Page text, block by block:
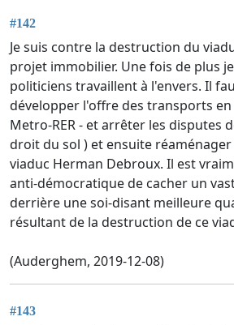
#142
Je suis contre la destruction du
projet immobilier. Une fois de plus
politiciens travaillent à l'envers. Il
développer l'offre des transports en
Metro-RER - et arrêter les disputes
droit du sol ) et ensuite
viaduc Herman Debroux. Il est
anti-démocratique de cacher un
derrière une soi-disant meilleure
résultant de la destruction de ce
(Auderghem, 2019-12-08)
#143